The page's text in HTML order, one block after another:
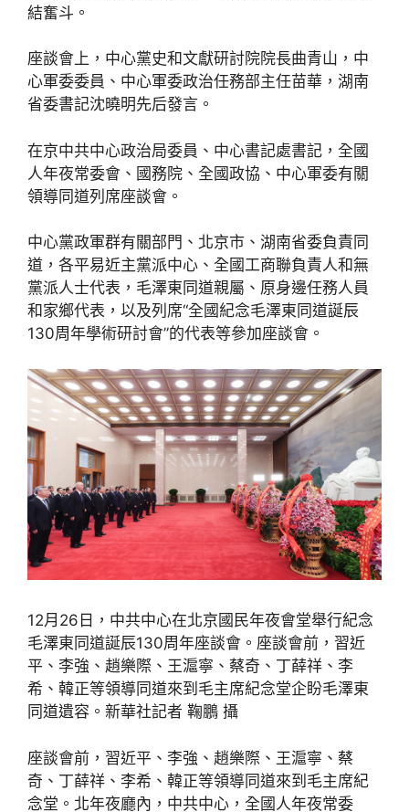
結奮斗。
座談會上，中心黨史和文獻研討院院長曲青山，中
心軍委委員、中心軍委政治任務部主任苗華，湖南
省委書記沈曉明先后發言。
在京中共中心政治局委員、中心書記處書記，全國
人年夜常委會、國務院、全國政協、中心軍委有關
領導同道列席座談會。
中心黨政軍群有關部門、北京市、湖南省委負責同
道，各平易近主黨派中心、全國工商聯負責人和無
黨派人士代表，毛澤東同道親屬、原身邊任務人員
和家鄉代表，以及列席“全國紀念毛澤東同道誕辰
130周年學術研討會”的代表等參加座談會。
12月26日，中共中心在北京國民年夜會堂舉行紀念
毛澤東同道誕辰130周年座談會。座談會前，習近
平、李強、趙樂際、王滬寧、蔡奇、丁薛祥、李
希、韓正等領導同道來到毛主席紀念堂企盼毛澤東
同道遺容。新華社記者 鞠鵬 攝
座談會前，習近平、李強、趙樂際、王滬寧、蔡
奇、丁薛祥、李希、韓正等領導同道來到毛主席紀
念堂。北年夜廳內，中共中心，全國人年夜常委